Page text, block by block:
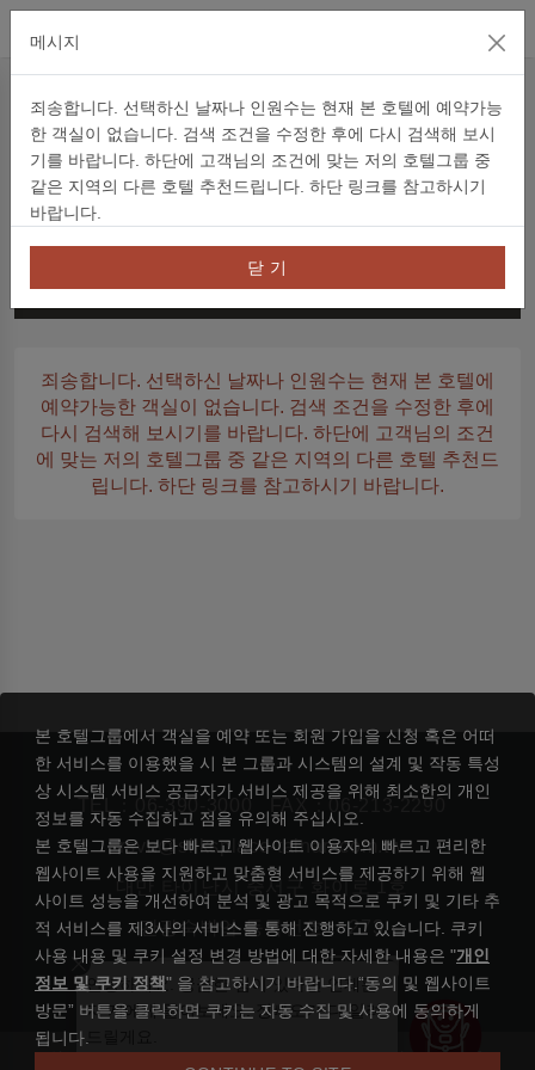
예약 숙박권 프로젝트 코드 信用卡優惠 객실 검색
체그인
일요일
밤 수
비즈니스 주니어 스위트 킹 룸
죄송합니다. 선택하신 날짜나 인원수는 현재 본 호텔에
예약가능한 객실이 없습니다. 검색 조건을 수정한 후에
다시 검색해 보시기를 바랍니다. 하단에 고객님의 조건
에 맞는 저의 호텔그룹 중 같은 지역의 다른 호텔 추천드
립니다. 하단 링크를 참고하시기 바랍니다.
TEL： 06-390-3000
FAX：06-213-2290
rsvn@silksplace-tainan.com.tw
대만 타이난시 중서구 화이로 1호
관광숙박업 등록번호： 273
실크스 플레이스 타이난 | 리젠트 인터내셔널 호텔 그룹
본 호텔그룹에서 객실을 예약 또는 회원 가입을 신청 혹은 어떠
한 서비스를 이용했을 시 본 그룹과 시스템의 설계 및 작동 특성
상 시스템 서비스 공급자가 서비스 제공을 위해 최소한의 개인
정보를 자동 수집하고 점을 유의해 주십시오.
본 호텔그룹은 보다 빠르고 웹사이트 이용자의 빠르고 편리한
웹사이트 사용을 지원하고 맞춤형 서비스를 제공하기 위해 웹
사이트 성능을 개선하여 분석 및 광고 목적으로 쿠키 및 기타 추
적 서비스를 제3사의 서비스를 통해 진행하고 있습니다. 쿠키
사용 내용 및 쿠키 설정 변경 방법에 대한 자세한 내용은 "개인
정보 및 쿠키 정책" 을 참고하시기 바랍니다.“동의 및 웹사이트
방문” 버튼을 클릭하면 쿠키는 자동 수집 및 사용에 동의하게
됩니다.
메시지
죄송합니다. 선택하신 날짜나 인원수는 현재 본 호텔에 예약가능
한 객실이 없습니다. 검색 조건을 수정한 후에 다시 검색해 보시
기를 바랍니다. 하단에 고객님의 조건에 맞는 저의 호텔그룹 중
같은 지역의 다른 호텔 추천드립니다. 하단 링크를 참고하시기
바랍니다.
닫 기
안녕하세요. 궁금한 점이 있다면 언제든
지 저에게 물어보세요. 징빠오가 다 알려